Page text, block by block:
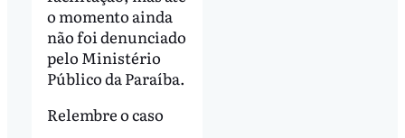
o momento ainda
não foi denunciado
pelo Ministério
Público da Paraíba.
Relembre o caso